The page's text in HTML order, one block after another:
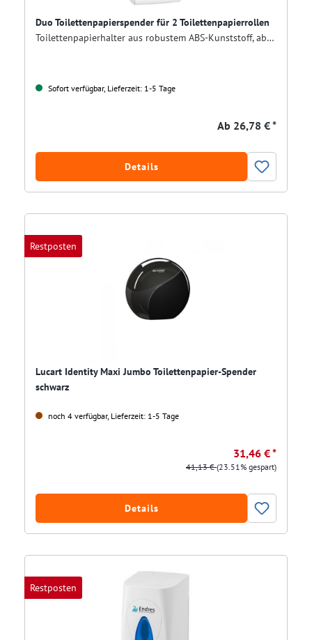
Duo Toilettenpapierspender für 2 Toilettenpapierrollen
Toilettenpapierhalter aus robustem ABS-Kunststoff, abschließbar, weiß
Sofort verfügbar, Lieferzeit: 1-5 Tage
Ab 26,78 € *
Details
Restposten
Lucart Identity Maxi Jumbo Toilettenpapier-Spender
schwarz
noch 4 verfügbar, Lieferzeit: 1-5 Tage
31,46 € *
41,13 €(23.51% gespart)
Details
Restposten